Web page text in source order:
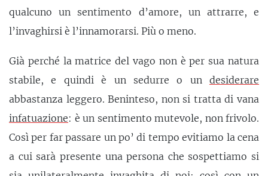
qualcuno un sentimento d’amore, un attrarre, e
l’invaghirsi è l’innamorarsi. Più o meno.
Già perché la matrice del vago non è per sua natura
stabile, e quindi è un sedurre o un desiderare
abbastanza leggero. Beninteso, non si tratta di vana
infatuazione: è un sentimento mutevole, non frivolo.
Così per far passare un po’ di tempo evitiamo la cena
a cui sarà presente una persona che sospettiamo si